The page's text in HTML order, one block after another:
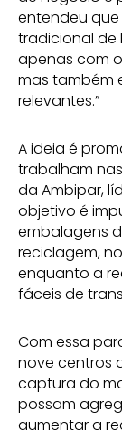
entendeu
tradicional
apenas com
mas também
relevantes.”
A ideia é
trabalham
da Ambipar,
objetivo é
embalagens
reciclagem,
enquanto a
fáceis de
Com essa
nove centros
captura do
possam
aumentar a